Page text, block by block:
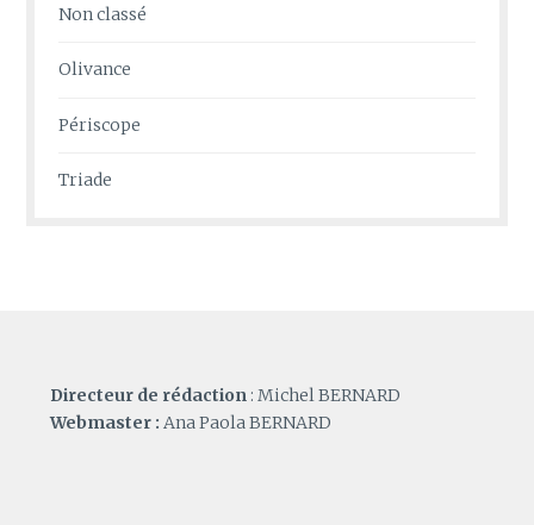
Non classé
Olivance
Périscope
Triade
Directeur de rédaction : Michel BERNARD
Webmaster : Ana Paola BERNARD